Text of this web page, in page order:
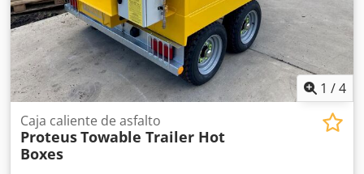
1 /4
Caja caliente de asfalto
ProteusTowable Trailer Hot
Boxes